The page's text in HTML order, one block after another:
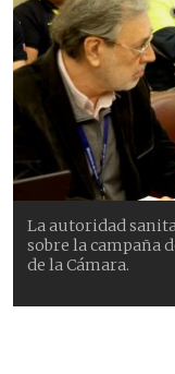
La autoridad
sobre la campaña
de la Cámara.